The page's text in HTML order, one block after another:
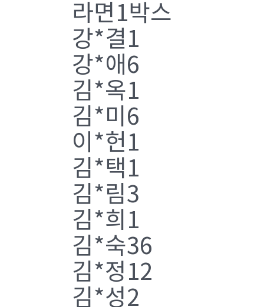
라면1박스
강*결1
강*애6
김*옥1
김*미6
이*헌1
김*택1
김*림3
김*희1
김*숙36
김*정12
김*성2